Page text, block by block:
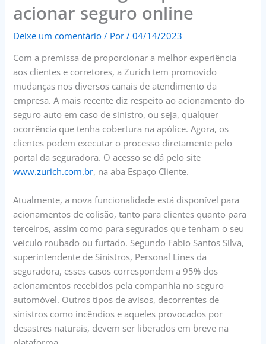
acionar seguro online
Deixe um comentário / Por/04/14/2023
Com a premissa de proporcionar a melhor experiência
aos clientes e corretores, a Zurich tem promovido
mudanças nos diversos canais de atendimento da
empresa. A mais recente diz respeito ao acionamento do
seguro auto em caso de sinistro, ou seja, qualquer
ocorrência que tenha cobertura na apólice. Agora, os
clientes podem executar o processo diretamente pelo
portal da seguradora. O acesso se dá pelo site
www.zurich.com.br, na aba Espaço Cliente.
Atualmente, a nova funcionalidade está disponível para
acionamentos de colisão, tanto para clientes quanto para
terceiros, assim como para segurados que tenham o seu
veículo roubado ou furtado. Segundo Fabio Santos Silva,
superintendente de Sinistros, Personal Lines da
seguradora, esses casos correspondem a 95% dos
acionamentos recebidos pela companhia no seguro
automóvel. Outros tipos de avisos, decorrentes de
sinistros como incêndios e aqueles provocados por
desastres naturais, devem ser liberados em breve na